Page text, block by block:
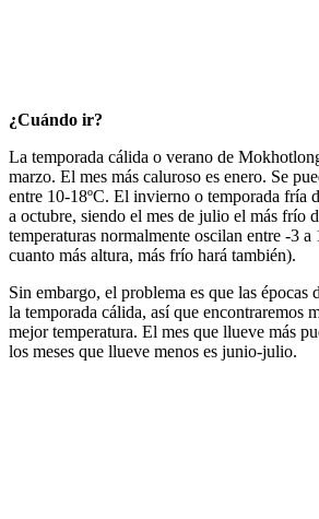
¿Cuándo ir?
La temporada cálida o verano de
marzo. El mes más caluroso es enero. Se
entre 10-18ºC. El invierno o temporada fría
a octubre, siendo el mes de julio el más frío
temperaturas normalmente oscilan entre -3 a
cuanto más altura, más frío hará también).
Sin embargo, el problema es que las
la temporada cálida, así que encontraremos
mejor temperatura. El mes que llueve más
los meses que llueve menos es junio-julio.